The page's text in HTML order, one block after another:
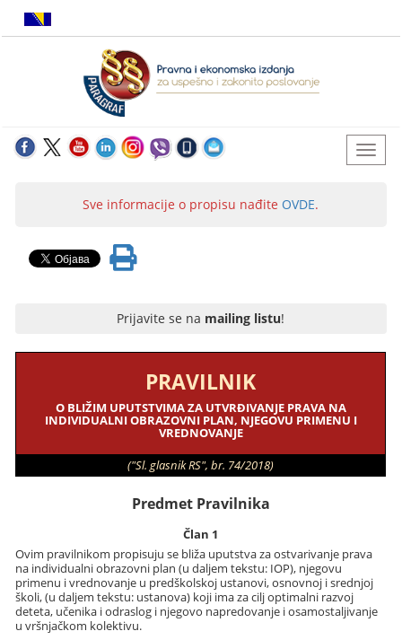
Sve informacije o propisu nađite OVDE.
Prijavite se na mailing listu!
PRAVILNIK
O BLIŽIM UPUTSTVIMA ZA UTVRĐIVANJE PRAVA NA
INDIVIDUALNI OBRAZOVNI PLAN, NJEGOVU PRIMENU I
VREDNOVANJE
("Sl. glasnik RS", br. 74/2018)
Predmet Pravilnika
Član 1
Ovim pravilnikom propisuju se bliža uputstva za ostvarivanje prava
na individualni obrazovni plan (u daljem tekstu: IOP), njegovu
primenu i vrednovanje u predškolskoj ustanovi, osnovnoj i srednjoj
školi, (u daljem tekstu: ustanova) koji ima za cilj optimalni razvoj
deteta, učenika i odraslog i njegovo napredovanje i osamostaljivanje
u vršnjačkom kolektivu.